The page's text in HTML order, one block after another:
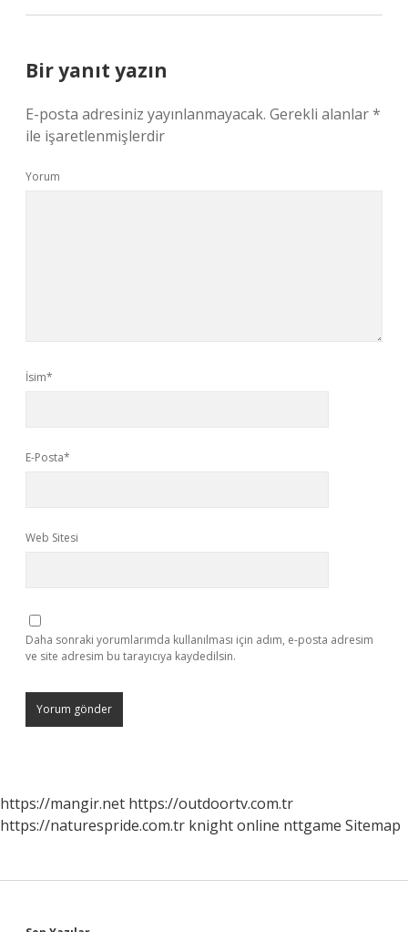
Bir yanıt yazın
E-posta adresiniz yayınlanmayacak. Gerekli alanlar*
ile işaretlenmişlerdir
Yorum
İsim*
E-Posta*
Web Sitesi
Daha sonraki yorumlarımda kullanılması için adım, e-posta adresim
ve site adresim bu tarayıcıya kaydedilsin.
https://mangir.net https://outdoortv.com.tr
https://naturespride.com.tr knight online nttgame Sitemap